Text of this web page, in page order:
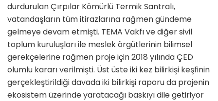
durdurulan Çırpılar Kömürlü Termik Santralı,
vatandaşların tüm itirazlarına rağmen gündeme
gelmeye devam etmişti. TEMA Vakfı ve diğer sivil
toplum kuruluşları ile meslek örgütlerinin bilimsel
gerekçelerine rağmen proje için 2018 yılında ÇED
olumlu kararı verilmişti. Üst üste iki kez bilirkişi keşfinin
gerçekleştirildiği davada iki bilirkişi raporu da projenin
ekosistem üzerinde yaratacağı baskıyı dile getiriyor